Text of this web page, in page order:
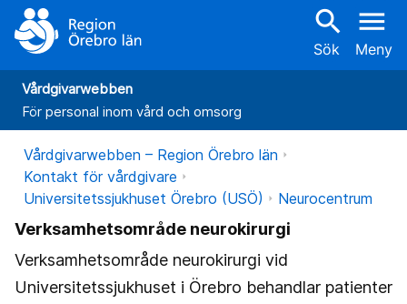
search
Sök
menu
Meny
Vårdgivarwebben
För personal inom vård och omsorg
Vårdgivarwebben – Region Örebro län
Kontakt för vårdgivare
Universitetssjukhuset Örebro (USÖ)
Neurocentrum
Verksamhetsområde neurokirurgi
Verksamhetsområde neurokirurgi vid
Universitetssjukhuset i Örebro behandlar patienter